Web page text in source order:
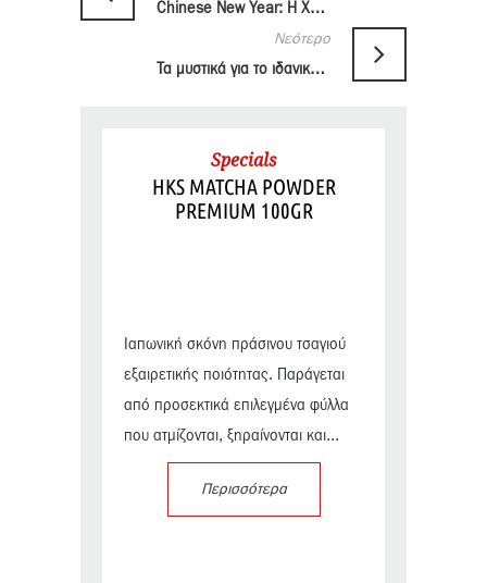
Chinese New Year: Η Χρονιά του Φιδιού
Νεότερο
Τα μυστικά για το ιδανικό μάτσα: ποιότητα, προετοιμασία και σερβίρισμα.
Specials
HKS MATCHA POWDER
PREMIUM 100GR
Ιαπωνική σκόνη πράσινου τσαγιού
εξαιρετικής ποιότητας. Παράγεται
από προσεκτικά επιλεγμένα φύλλα
που ατμίζονται, ξηραίνονται και...
Περισσότερα